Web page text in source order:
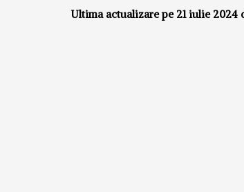
Ultima actualizare pe 21 iulie 2024